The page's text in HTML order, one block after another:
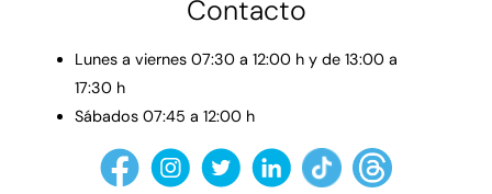
Contacto
Lunes a viernes 07:30 a 12:00 h y de 13:00 a
17:30 h
Sábados 07:45 a 12:00 h